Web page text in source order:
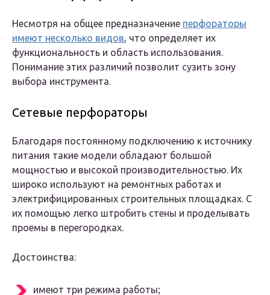
Несмотря на общее предназначение перфораторы
имеют несколько видов, что определяет их
функциональность и область использования.
Понимание этих различий позволит сузить зону
выбора инструмента.
Сетевые перфораторы
Благодаря постоянному подключению к источнику
питания такие модели обладают большой
мощностью и высокой производительностью. Их
широко используют на ремонтных работах и
электрифицированных строительных площадках. С
их помощью легко штробить стены и проделывать
проемы в перегородках.
Достоинства:
имеют три режима работы;